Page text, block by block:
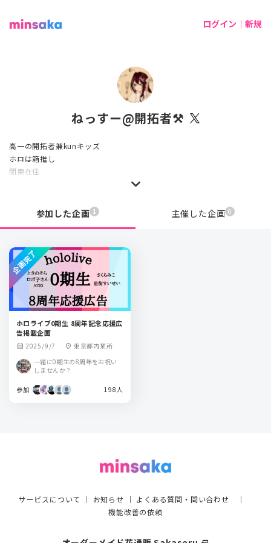
ログイン｜新規
ねっすー@開拓者⚒️
高一の開拓者兼kunキッズ
ホロは箱推し
関東在住
参加した企画 1 主催した企画 0
ホロライブ0期生 8周年記念応援広
告掲載企画
calendar_month 2025/9/7 location_on 東京都内某所
一緒に0期生の8周年をお祝い
しませんか？
参加 198人
企画完了
サービスについて ｜ お知らせ ｜ よくある質問・問い合わせ ｜
機能改善の依頼